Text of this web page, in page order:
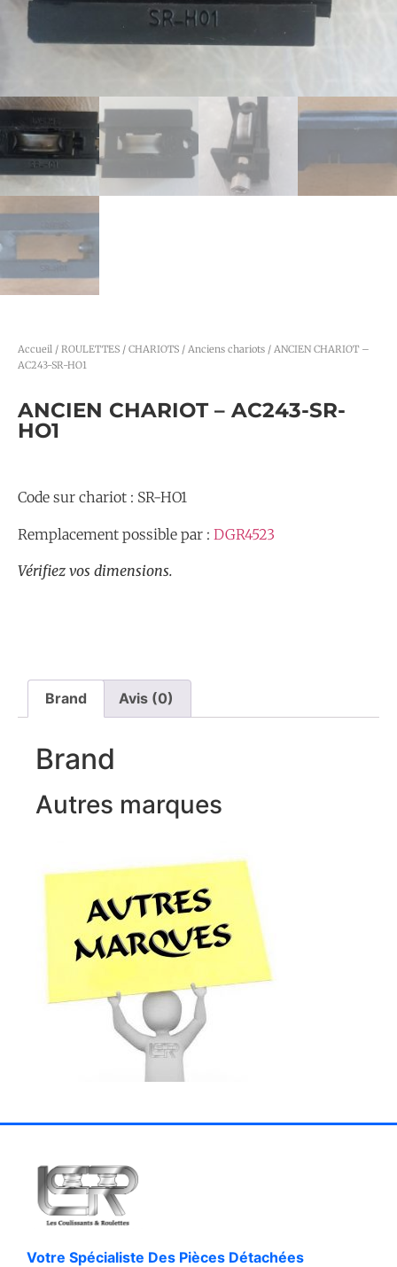
Accueil / ROULETTES / CHARIOTS / Anciens chariots / ANCIEN CHARIOT –
AC243-SR-HO1
ANCIEN CHARIOT – AC243-SR-
HO1
Code sur chariot : SR-HO1
Remplacement possible par : DGR4523
Vérifiez vos dimensions.
Brand Avis (0)
Brand
Autres marques
Votre Spécialiste Des Pièces Détachées